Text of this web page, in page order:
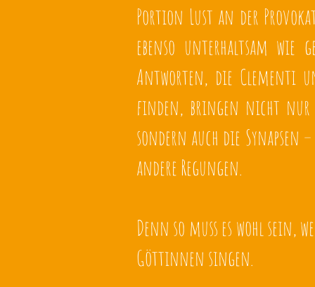
Portion Lust an der
ebenso unterhaltsam wie
Antworten, die Clementi
finden, bringen nicht nur
sondern auch die
andere Regungen.
Denn so muss es wohl sein,
Göttinnen singen.